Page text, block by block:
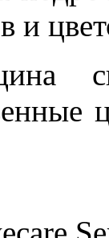
и